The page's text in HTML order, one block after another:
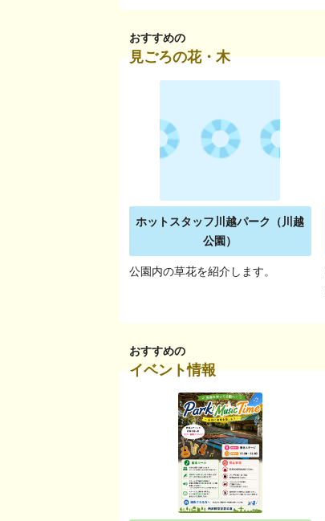
おすすめの
見ごろの花・木
ホットスタッフ川越パーク（川越
公園）
公園内の草花を紹介します。
おすすめの
イベント情報